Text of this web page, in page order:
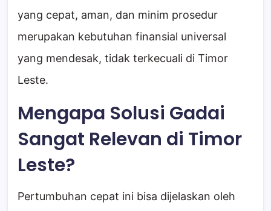
yang cepat, aman, dan minim prosedur
merupakan kebutuhan finansial universal
yang mendesak, tidak terkecuali di Timor
Leste.
Mengapa Solusi Gadai
Sangat Relevan di Timor
Leste?
Pertumbuhan cepat ini bisa dijelaskan oleh